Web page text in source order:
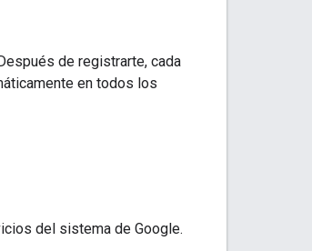
de registrarte, cada
en todos los
del sistema de Google.